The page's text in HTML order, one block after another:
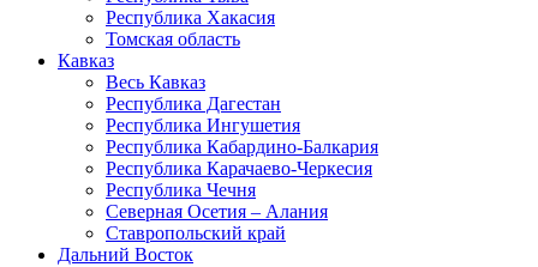
Республика Хакасия
Томская область
Кавказ
Весь Кавказ
Республика Дагестан
Республика Ингушетия
Республика Кабардино-Балкария
Республика Карачаево-Черкесия
Республика Чечня
Северная Осетия – Алания
Ставропольский край
Дальний Восток